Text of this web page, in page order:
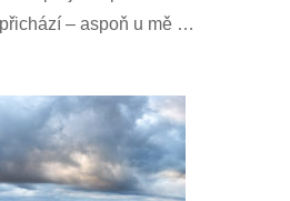
– aspoň u mě …